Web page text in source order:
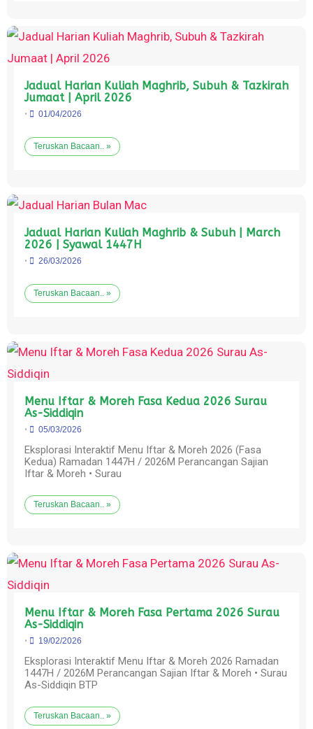
Jadual Harian Kuliah Maghrib, Subuh & Tazkirah
Jumaat | April 2026
• 01/04/2026
Teruskan Bacaan.. »
Jadual Harian Kuliah Maghrib & Subuh | March
2026 | Syawal 1447H
• 26/03/2026
Teruskan Bacaan.. »
Menu Iftar & Moreh Fasa Kedua 2026 Surau
As-Siddiqin
• 05/03/2026
Eksplorasi Interaktif Menu Iftar & Moreh 2026 (Fasa
Kedua) Ramadan 1447H / 2026M Perancangan Sajian
Iftar & Moreh • Surau
Teruskan Bacaan.. »
Menu Iftar & Moreh Fasa Pertama 2026 Surau
As-Siddiqin
• 19/02/2026
Eksplorasi Interaktif Menu Iftar & Moreh 2026 Ramadan
1447H / 2026M Perancangan Sajian Iftar & Moreh • Surau
As-Siddiqin BTP
Teruskan Bacaan.. »